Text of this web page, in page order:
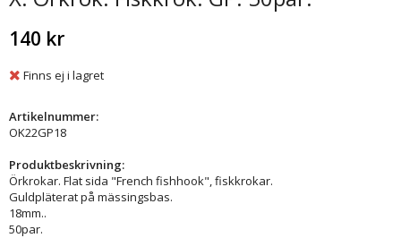
140 kr
Finns ej i lagret
Artikelnummer:
OK22GP18
Produktbeskrivning:
Örkrokar. Flat sida "French fishhook", fiskkrokar.
Guldpläterat på mässingsbas.
18mm..
50par.